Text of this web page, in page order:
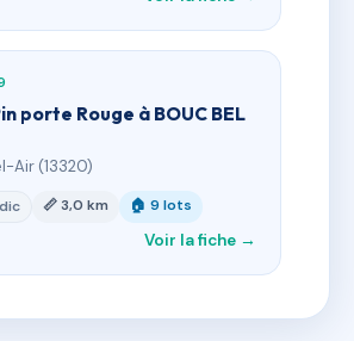
porte Rouge à BOUC BEL
Air (13320)
📏 3,0 km 🏠 9 lots
Voir la fiche →